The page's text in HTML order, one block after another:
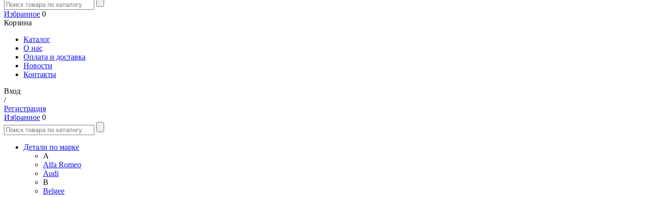
Избранное 0
Корзина
Каталог
О нас
Оплата и доставка
Новости
Контакты
Вход
/
Регистрация
Избранное 0
Детали по марке
A
Alfa Romeo
Audi
B
Belgee